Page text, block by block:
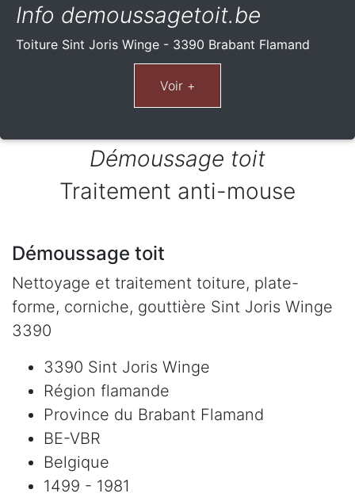
Info demoussagetoit.be
Toiture Sint Joris Winge - 3390 Brabant Flamand
Démoussage toit
Traitement anti-mouse
Démoussage toit
Nettoyage et traitement toiture, plate-
forme, corniche, gouttière Sint Joris Winge
3390
3390 Sint Joris Winge
Région flamande
Province du Brabant Flamand
BE-VBR
Belgique
1499 - 1981